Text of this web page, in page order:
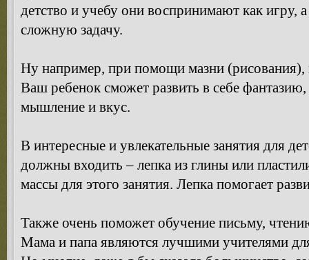
детство и учебу они воспринимают как игру,
сложную задачу.
Ну например, при помощи мазни (рисования),
Ваш ребенок сможет развить в себе
мышление и вкус.
В интересные и увлекательные занятия для
должны входить – лепка из глины или
массы для этого занятия. Лепка помогает
Также очень поможет обучение письму,
Мама и папа являются лучшими учителями